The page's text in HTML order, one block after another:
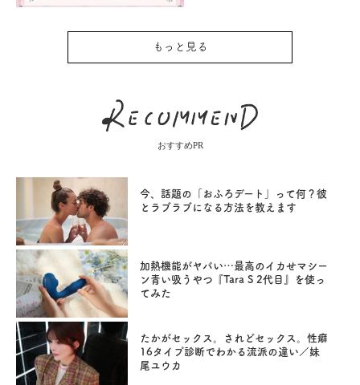
もっと見る
おすすめPR
今、話題の「おふろデート」って何？彼
とラブラブになる方法を教えます
加熱機能がヤバい…最高のイカせマシー
ン青い吸うやつ『Tara S 2代目』を使っ
てみた
たかがセックス。されどセックス。性癖
16タイプ診断でわかる流派の違い／妹
尾ユウカ